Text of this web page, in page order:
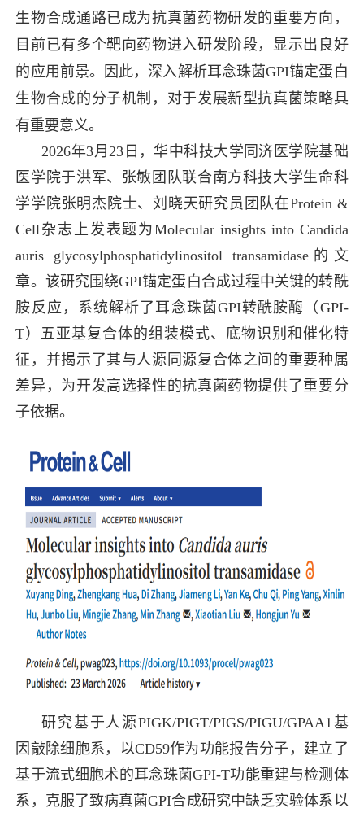
生物合成通路已成为抗真菌药物研发的重要方向，
目前已有多个靶向药物进入研发阶段，显示出良好
的应用前景。因此，深入解析耳念珠菌GPI锚定蛋白
生物合成的分子机制，对于发展新型抗真菌策略具
有重要意义。
2026年3月23日，华中科技大学同济医学院基础
医学院于洪军、张敏团队联合南方科技大学生命科
学学院张明杰院士、刘晓天研究员团队在Protein &
Cell杂志上发表题为Molecular insights into Candida
auris glycosylphosphatidylinositol transamidase的文
章。 该研究围绕GPI锚定蛋白合成过程中关键的转酰
胺反应，系统解析了耳念珠菌GPI转酰胺酶（GPI-
T）五亚基复合体的组装模式、底物识别和催化特
征，并揭示了其与人源同源复合体之间的重要种属
差异，为开发高选择性的抗真菌药物提供了重要分
子依据。
研究基于人源PIGK/PIGT/PIGS/PIGU/GPAA1基
因敲除细胞系，以CD59作为功能报告分子，建立了
基于流式细胞术的耳念珠菌GPI-T功能重建与检测体
系，克服了致病真菌GPI合成研究中缺乏实验体系以